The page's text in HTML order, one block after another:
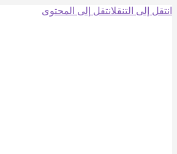
انتقل إلى التنقلانتقل إلى المحتوى